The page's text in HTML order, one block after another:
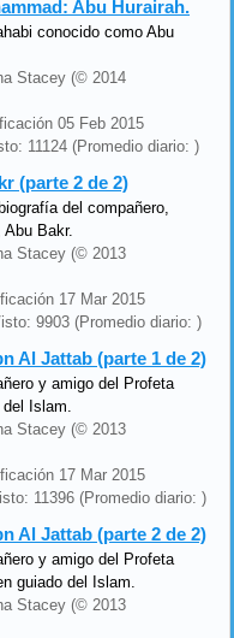
Abu Hurairah.
conocido como Abu
Stacey (© 2014
05 Feb 2015
11124 (Promedio diario: )
(parte 2 de 2)
del compañero,
Bakr.
Stacey (© 2013
17 Mar 2015
9903 (Promedio diario: )
Al Jattab (parte 1 de 2)
y amigo del Profeta
del Islam.
Stacey (© 2013
17 Mar 2015
11396 (Promedio diario: )
Al Jattab (parte 2 de 2)
y amigo del Profeta
guiado del Islam.
Stacey (© 2013